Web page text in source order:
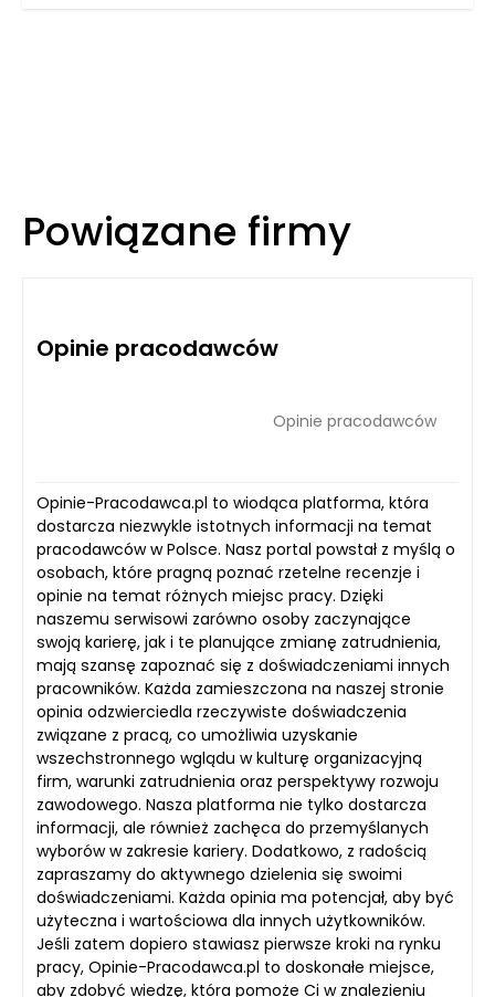
Powiązane firmy
Opinie pracodawców
Opinie pracodawców
Opinie-Pracodawca.pl to wiodąca platforma, która
dostarcza niezwykle istotnych informacji na temat
pracodawców w Polsce. Nasz portal powstał z myślą o
osobach, które pragną poznać rzetelne recenzje i
opinie na temat różnych miejsc pracy. Dzięki
naszemu serwisowi zarówno osoby zaczynające
swoją karierę, jak i te planujące zmianę zatrudnienia,
mają szansę zapoznać się z doświadczeniami innych
pracowników. Każda zamieszczona na naszej stronie
opinia odzwierciedla rzeczywiste doświadczenia
związane z pracą, co umożliwia uzyskanie
wszechstronnego wglądu w kulturę organizacyjną
firm, warunki zatrudnienia oraz perspektywy rozwoju
zawodowego. Nasza platforma nie tylko dostarcza
informacji, ale również zachęca do przemyślanych
wyborów w zakresie kariery. Dodatkowo, z radością
zapraszamy do aktywnego dzielenia się swoimi
doświadczeniami. Każda opinia ma potencjał, aby być
użyteczna i wartościowa dla innych użytkowników.
Jeśli zatem dopiero stawiasz pierwsze kroki na rynku
pracy, Opinie-Pracodawca.pl to doskonałe miejsce,
aby zdobyć wiedzę, która pomoże Ci w znalezieniu